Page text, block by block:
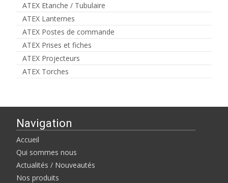
ATEX Etanche / Tubulaire
ATEX Lanternes
ATEX Postes de commande
ATEX Prises et fiches
ATEX Projecteurs
ATEX Torches
Navigation
Accueil
Qui sommes nous
Actualités / Nouveautés
Nos produits